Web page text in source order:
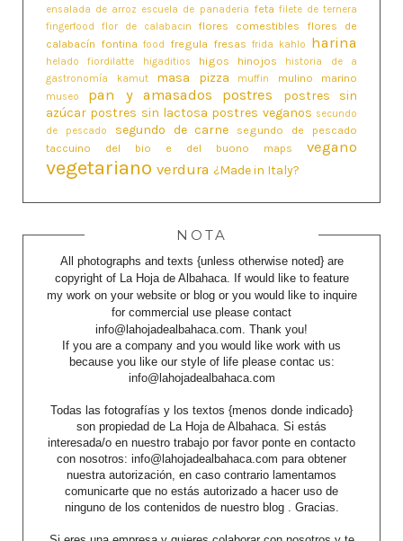
ensalada de arroz escuela de panaderia feta filete de ternera
fingerfood
flor de calabacin flores comestibles
flores de
calabacín fontina food fregula fresas frida kahlo harina
helado fiordilatte higaditios higos hinojos
historia de a
gastronomía
kamut masa pizza muffin mulino marino
museo pan y amasados postres
postres sin
azúcar postres sin lactosa postres veganos secundo
de pescado
segundo de carne
segundo de pescado
taccuino del bio e del buono maps
vegano
vegetariano verdura ¿Made in Italy?
NOTA
All photographs and texts {unless otherwise noted} are
copyright of La Hoja de Albahaca. If would like to feature
my work on your website or blog or you would like to inquire
for commercial use please contact
info@lahojadealbahaca.com. Thank you!
If you are a company and you would like work with us
because you like our style of life please contac us:
info@lahojadealbahaca.com
Todas las fotografías y los textos {menos donde indicado}
son propiedad de La Hoja de Albahaca. Si estás
interesada/o en nuestro trabajo por favor ponte en contacto
con nosotros: info@lahojadealbahaca.com para obtener
nuestra autorización, en caso contrario lamentamos
comunicarte que no estás autorizado a hacer uso de
ninguno de los contenidos de nuestro blog . Gracias.